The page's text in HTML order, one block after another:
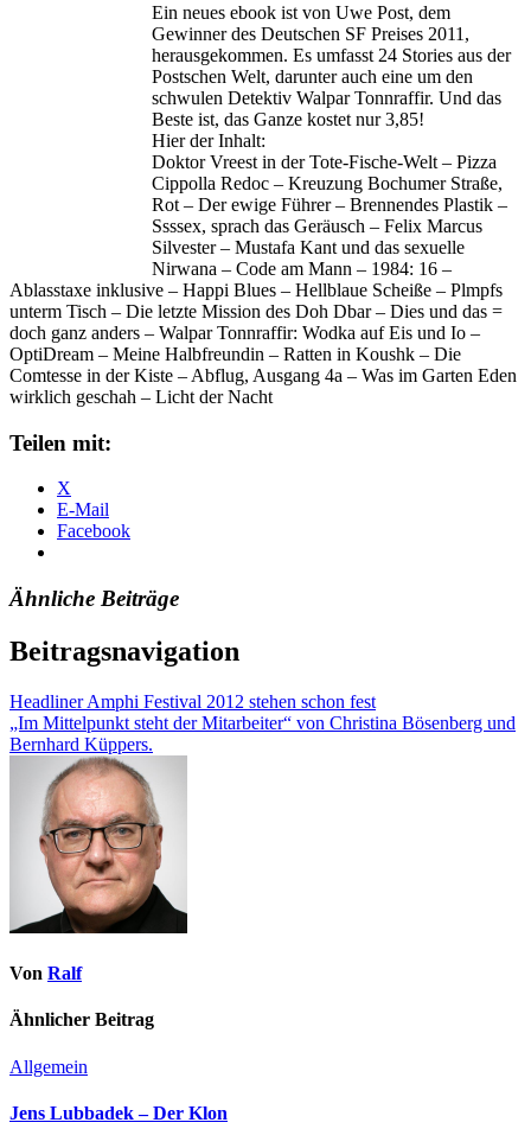
Ein neues ebook ist von Uwe Post, dem
Gewinner des Deutschen SF Preises 2011,
herausgekommen. Es umfasst 24 Stories aus der
Postschen Welt, darunter auch eine um den
schwulen Detektiv Walpar Tonnraffir. Und das
Beste ist, das Ganze kostet nur 3,85!
Hier der Inhalt:
Doktor Vreest in der Tote-Fische-Welt – Pizza
Cippolla Redoc – Kreuzung Bochumer Straße,
Rot – Der ewige Führer – Brennendes Plastik –
Ssssex, sprach das Geräusch – Felix Marcus
Silvester – Mustafa Kant und das sexuelle
Nirwana – Code am Mann – 1984: 16 –
Ablasstaxe inklusive – Happi Blues – Hellblaue Scheiße – Plmpfs
unterm Tisch – Die letzte Mission des Doh Dbar – Dies und das =
doch ganz anders – Walpar Tonnraffir: Wodka auf Eis und Io –
OptiDream – Meine Halbfreundin – Ratten in Koushk – Die
Comtesse in der Kiste – Abflug, Ausgang 4a – Was im Garten Eden
wirklich geschah – Licht der Nacht
Teilen mit:
X
E-Mail
Facebook
Ähnliche Beiträge
Beitragsnavigation
Headliner Amphi Festival 2012 stehen schon fest
„Im Mittelpunkt steht der Mitarbeiter“ von Christina Bösenberg und
Bernhard Küppers.
Von Ralf
Ähnlicher Beitrag
Allgemein
Jens Lubbadek – Der Klon